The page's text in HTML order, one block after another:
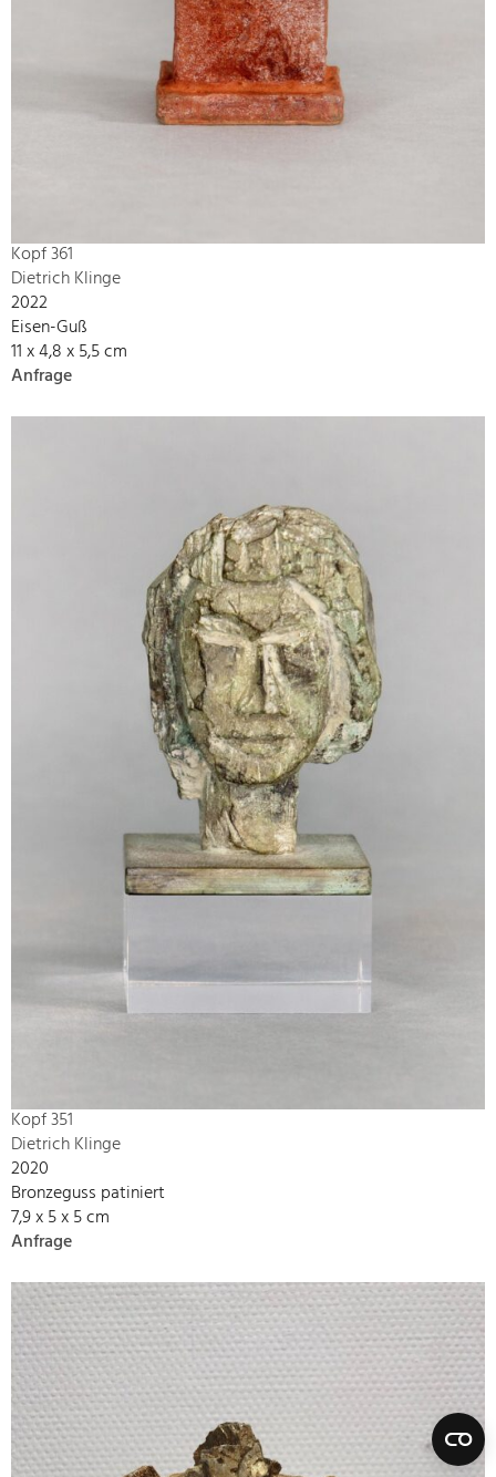
Kopf 361
Dietrich Klinge
2022
Eisen-Guß
11 x 4,8 x 5,5 cm
Anfrage
Kopf 351
Dietrich Klinge
2020
Bronzeguss patiniert
7,9 x 5 x 5 cm
Anfrage